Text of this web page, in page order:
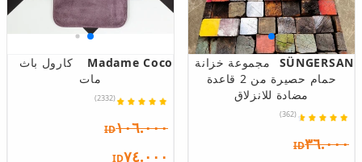
SÜNGERSAN
مجموعة خزانة
حمام حصيرة من 2 قاعدة
مضادة للانزلاق
(362)
ID٣٦.٠٠٠
Madame Coco
كارول باث
مات
(2332)
ID١٠٦.٠٠٠
ID٧٤.٠٠٠